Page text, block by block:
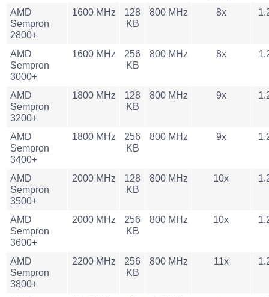
AMD
Sempron
2800+
1600 MHz
128
KB
800 MHz 8x
AMD
Sempron
3000+
1600 MHz
256
KB
800 MHz 8x
AMD
Sempron
3200+
1800 MHz
128
KB
800 MHz 9x
AMD
Sempron
3400+
1800 MHz
256
KB
800 MHz 9x
AMD
Sempron
3500+
2000 MHz
128
KB
800 MHz 10x
AMD
Sempron
3600+
2000 MHz
256
KB
800 MHz 10x
AMD
Sempron
3800+
2200 MHz
256
KB
800 MHz 11x